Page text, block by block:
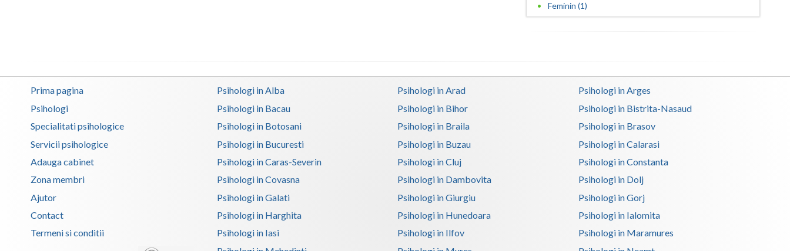
Hunedoara
Maramures
Mehedinti
Neamt
Olt
Salaj
Feminin (1)
Prima pagina
Psihologi
Specialitati psihologice
Servicii psihologice
Adauga cabinet
Zona membri
Ajutor
Contact
Termeni si conditii
Psihologi in Alba Psihologi in Arad
Psihologi in Arges
Psihologi in Bacau
Psihologi in Bihor
Psihologi in Bistrita-Nasaud
Psihologi in Botosani
Psihologi in Braila
Psihologi in Brasov
Psihologi in Bucuresti
Psihologi in Buzau
Psihologi in Calarasi
Psihologi in Caras-Severin
Psihologi in Cluj
Psihologi in Constanta
Psihologi in Covasna
Psihologi in Dambovita
Psihologi in Dolj
Psihologi in Galati
Psihologi in Giurgiu
Psihologi in Gorj
Psihologi in Harghita
Psihologi in Hunedoara
Psihologi in Ialomita
Psihologi in Iasi
Psihologi in Ilfov
Psihologi in Maramures